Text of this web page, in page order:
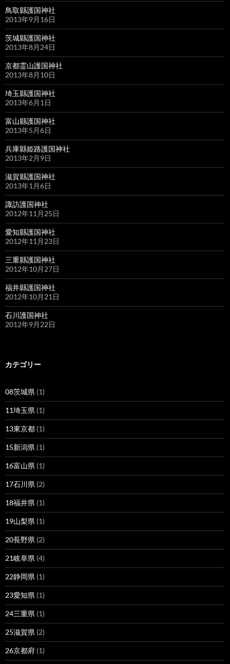
鳥取縣護国神社
2013年9月16日
茨城縣護国神社
2013年8月24日
京都霊山護国神社
2013年8月10日
埼玉縣護国神社
2013年6月1日
富山縣護国神社
2013年5月6日
兵庫縣姫路護国神社
2013年2月9日
滋賀縣護国神社
2013年1月6日
諏訪護国神社
2012年11月25日
愛知縣護国神社
2012年11月23日
三重縣護国神社
2012年10月27日
福井縣護国神社
2012年10月21日
石川護国神社
2012年9月22日
カテゴリー
08茨城県 (1)
11埼玉県 (1)
13東京都 (1)
15新潟県 (1)
16富山県 (1)
17石川県 (2)
18福井県 (1)
19山梨県 (1)
20長野県 (2)
21岐阜県 (4)
22静岡県 (1)
23愛知県 (1)
24三重県 (1)
25滋賀県 (2)
26京都府 (1)